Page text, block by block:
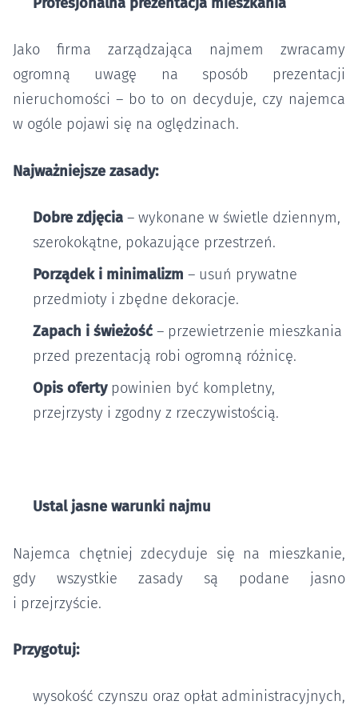
Jako firma zarządzająca najmem zwracamy
ogromną uwagę na sposób prezentacji
nieruchomości – bo to on decyduje, czy najemca
w ogóle pojawi się na oględzinach.
Najważniejsze zasady:
Dobre zdjęcia– wykonane w świetle dziennym,
szerokokątne, pokazujące przestrzeń.
Porządek i minimalizm – usuń prywatne
przedmioty i zbędne dekoracje.
Zapach i świeżość– przewietrzenie mieszkania
przed prezentacją robi ogromną różnicę.
Opis ofertypowinien być kompletny,
przejrzysty i zgodny z rzeczywistością.
Ustal jasne warunki najmu
Najemca chętniej zdecyduje się na mieszkanie,
gdy wszystkie zasady są podane jasno
i przejrzyście.
Przygotuj:
wysokość czynszu oraz opłat administracyjnych,